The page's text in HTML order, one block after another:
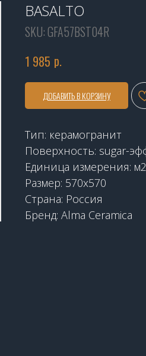
BASALTO
SKU:GFA57BST04R
1 985 р.
ДОБАВИТЬ В КОРЗИНУ
Тип: керамогранит
Поверхность: sugar-
Единица измерения: м2
Размер: 570x570
Страна: Россия
Бренд: Alma Ceramica